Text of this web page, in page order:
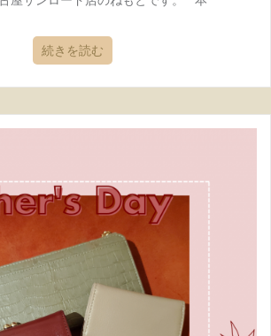
続きを読む